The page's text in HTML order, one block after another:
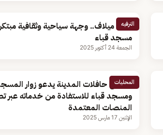
الترفيه
واحة ميلاف.. وجهة سياحية وثقافية
مسجد قباء
الجمعة 24 أكتوبر 2025
المحليات
مشروع حافلات المدينة يدعو زوار
ومسجد قباء للاستفادة من خدماته عبر
المنصات المعتمدة
الإثنين 17 مارس 2025